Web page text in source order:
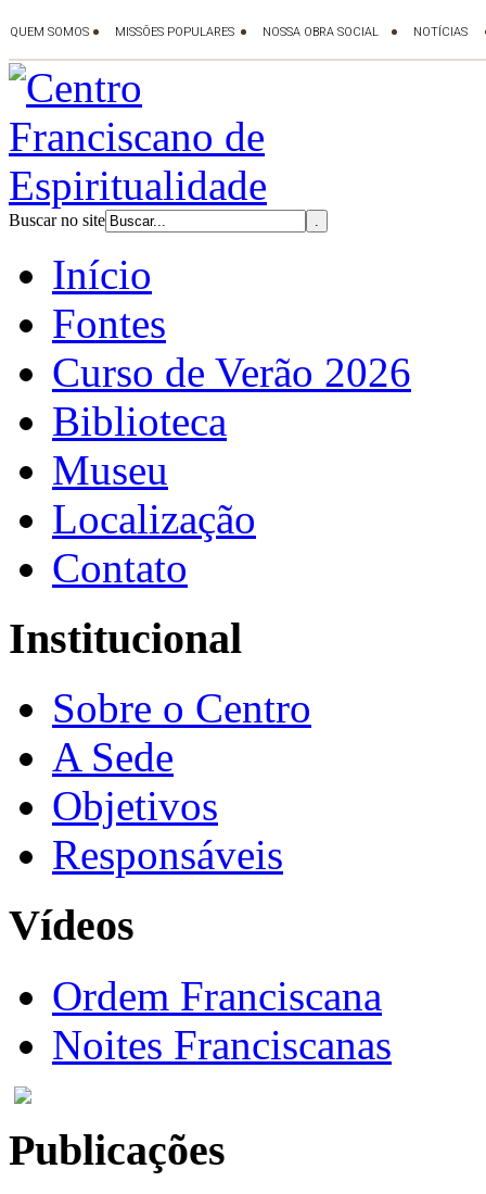
Buscar no site
Início
Fontes
Curso de Verão 2026
Biblioteca
Museu
Localização
Contato
Institucional
Sobre o Centro
A Sede
Objetivos
Responsáveis
Vídeos
Ordem Franciscana
Noites Franciscanas
Publicações